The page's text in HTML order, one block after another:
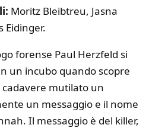
Moritz Bleibtreu, Jasna
Eidinger.
forense Paul Herzfeld si
un incubo quando scopre
mutilato un
un messaggio e il nome
Il messaggio è del killer,